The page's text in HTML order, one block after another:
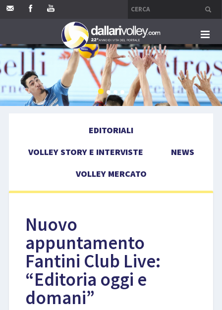
HOME
EDITORIALI
VOLLEY MERCATO
COMPETIZIONI
LIBRI
EDITORIALI
VOLLEY STORY E INTERVISTE
NEWS
VOLLEY MERCATO
Nuovo
appuntamento
Fantini Club Live:
“Editoria oggi e
domani”